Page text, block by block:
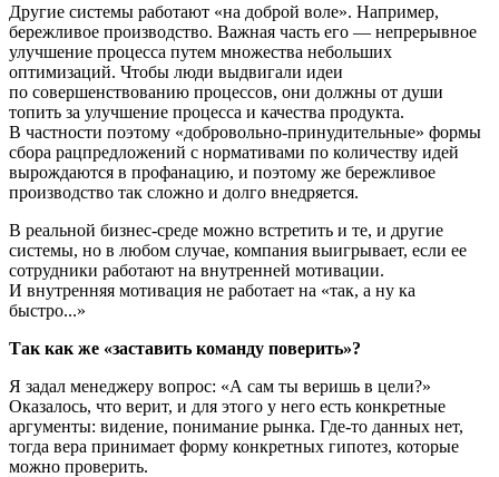
Другие системы работают «на доброй воле». Например,
бережливое производство. Важная часть его — непрерывное
улучшение процесса путем множества небольших
оптимизаций. Чтобы люди выдвигали идеи
по совершенствованию процессов, они должны от души
топить за улучшение процесса и качества продукта.
В частности поэтому «добровольно-принудительные» формы
сбора рацпредложений с нормативами по количеству идей
вырождаются в профанацию, и поэтому же бережливое
производство так сложно и долго внедряется.
В реальной бизнес-среде можно встретить и те, и другие
системы, но в любом случае, компания выигрывает, если ее
сотрудники работают на внутренней мотивации.
И внутренняя мотивация не работает на «так, а ну ка
быстро...»
Так как же «заставить команду поверить»?
Я задал менеджеру вопрос: «А сам ты веришь в цели?»
Оказалось, что верит, и для этого у него есть конкретные
аргументы: видение, понимание рынка. Где-то данных нет,
тогда вера принимает форму конкретных гипотез, которые
можно проверить.